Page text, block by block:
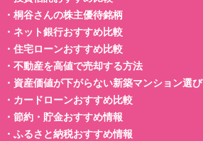
・ 桐谷さんの株主優待銘柄
・ ネット銀行おすすめ比較
・ 住宅ローンおすすめ比較
・ 不動産を高値で売却する方法
・ 資産価値が下がらない新築マンション選び
・ カードローンおすすめ比較
・ 節約・貯金おすすめ情報
・ ふるさと納税おすすめ情報